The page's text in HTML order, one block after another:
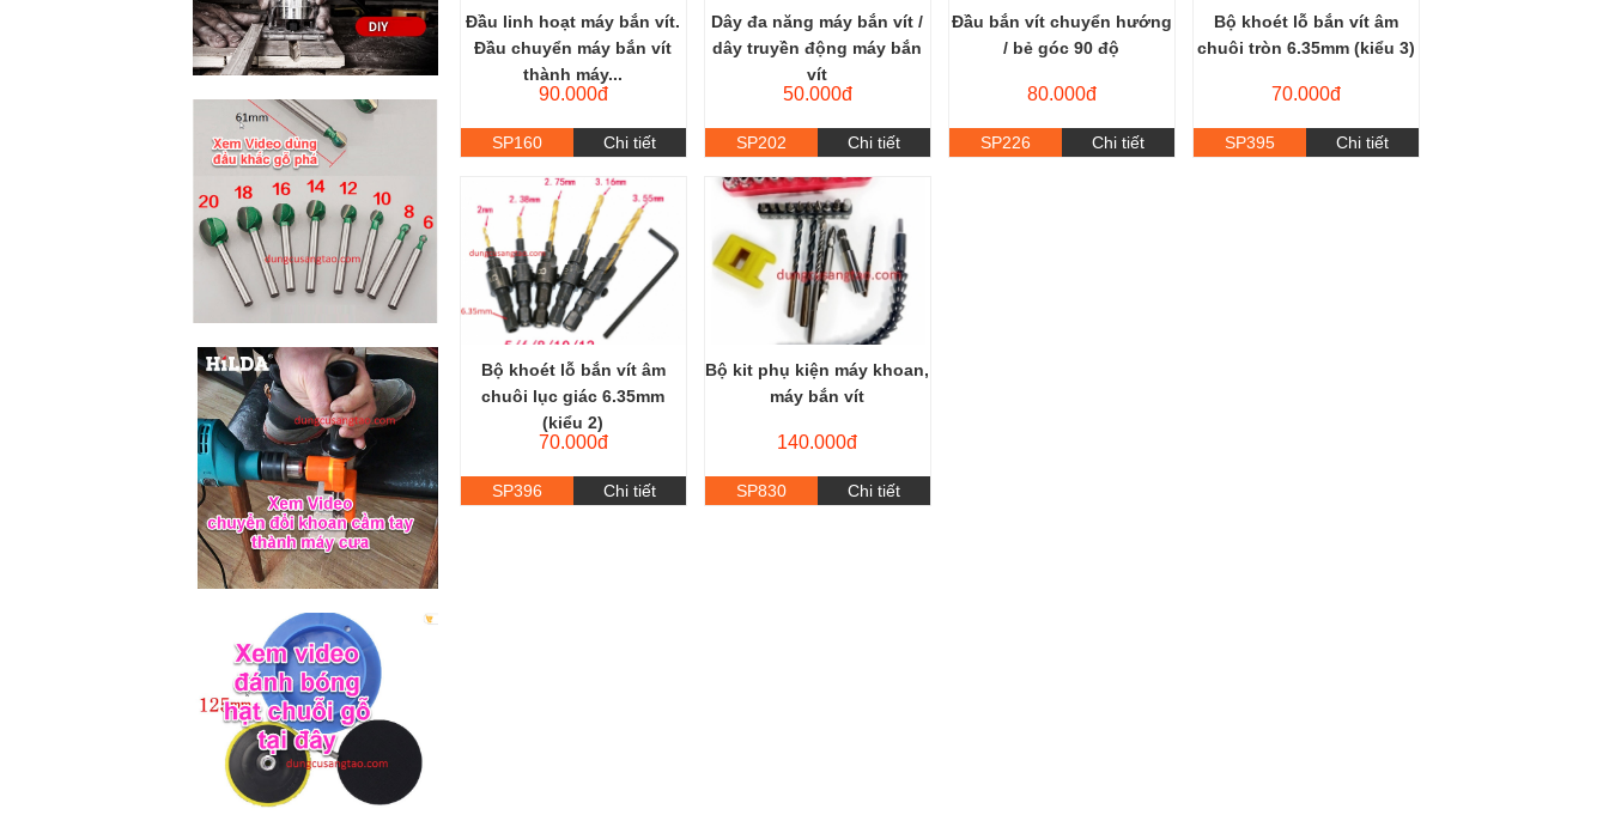
Đầu linh hoạt máy bắn vít.
Đầu chuyển máy bắn vít
thành máy...
90.000đ
SP160 Chi tiết
Dây đa năng máy bắn vít /
dây truyền động máy bắn
vít
50.000đ
SP202 Chi tiết
Đầu bắn vít chuyển hướng
/ bẻ góc 90 độ
80.000đ
SP226 Chi tiết
Bộ khoét lỗ bắn vít âm
chuôi tròn 6.35mm (kiểu 3)
70.000đ
SP395 Chi tiết
Bộ khoét lỗ bắn vít âm
chuôi lục giác 6.35mm
(kiểu 2)
70.000đ
SP396 Chi tiết
Bộ kit phụ kiện máy khoan,
máy bắn vít
140.000đ
SP830 Chi tiết